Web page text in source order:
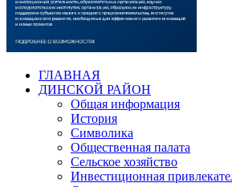
ГЛАВНАЯ
ДИНСКОЙ РАЙОН
Общая информация
История
Символика
Общественная палата
Сельское хозяйство
Инвестиционная